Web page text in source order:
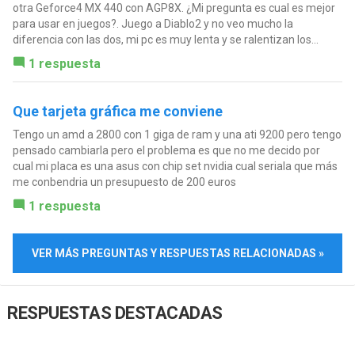
otra Geforce4 MX 440 con AGP8X. ¿Mi pregunta es cual es mejor
para usar en juegos?. Juego a Diablo2 y no veo mucho la
diferencia con las dos, mi pc es muy lenta y se ralentizan los...
1 respuesta
Que tarjeta gráfica me conviene
Tengo un amd a 2800 con 1 giga de ram y una ati 9200 pero tengo
pensado cambiarla pero el problema es que no me decido por
cual mi placa es una asus con chip set nvidia cual seriala que más
me conbendria un presupuesto de 200 euros
1 respuesta
VER MÁS PREGUNTAS Y RESPUESTAS RELACIONADAS »
RESPUESTAS DESTACADAS